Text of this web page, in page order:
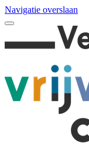
Navigatie overslaan